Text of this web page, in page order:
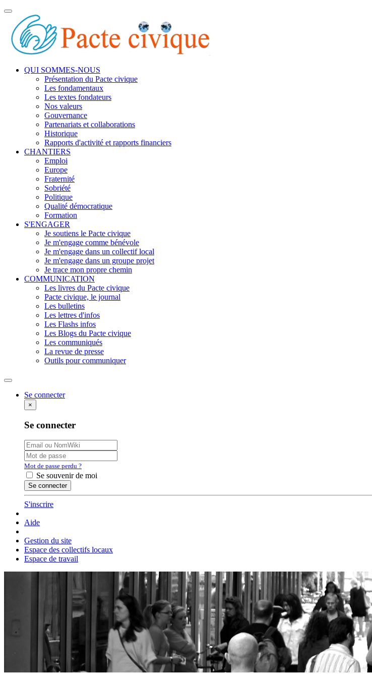
Toggle
navigation
QUI SOMMES-NOUS
Présentation du Pacte civique
Les fondamentaux
Les textes fondateurs
Nos valeurs
Gouvernance
Partenariats et collaborations
Historique
Rapports d'activité et rapports financiers
CHANTIERS
Emploi
Europe
Fraternité
Sobriété
Politique
Qualité démocratique
Formation
S'ENGAGER
Je soutiens le Pacte civique
Je m'engage comme bénévole
Je m'engage dans un collectif local
Je m'engage dans un groupe projet
Je trace mon propre chemin
COMMUNICATION
Les livres du Pacte civique
Pacte civique, le journal
Les bulletins
Les lettres d'infos
Les Flashs infos
Les Blogs du Pacte civique
Les communiqués
La revue de presse
Outils pour communiquer
Rechercher
Se connecter
×
Se connecter
Mot de passe perdu ?
Se souvenir de moi
S'inscrire
Aide
Gestion du site
Espace des collectifs locaux
Espace de travail